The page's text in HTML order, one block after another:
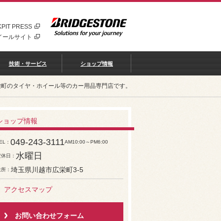
PRESS
ルサイト
技術・サービス ショップ情報
のタイヤ・ホイール等のカー用品専門店です。
ョップ情報
049-243-3111AM10:00～PM6:00
日 水曜日
所 埼玉県川越市広栄町3-5
アクセスマップ
お問い合わせフォーム